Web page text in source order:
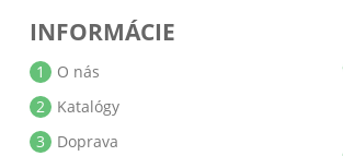
INFORMÁCIE
O nás
1
Katalógy
2
Doprava
3